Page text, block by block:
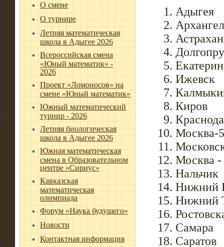
О смене
О турнире
Летняя математическая
школа в Адыгее 2026
Всероссийская смена
«Юный математик» -
2026
Проект «Ломоносов» на
смене «Юный математик»
Южный математический
турнир - 2026
Летняя биологическая
школа в Адыгее 2026
Южная математическая
смена в Образовательном
центре «Сириус»
Кавказская
математическая
олимпиада
Форум «Наука будущего»
Новости
Контактная информация
Адыгея
Ижевск
Киров
Москва-
Москва
Нальчик
Нижний
Нижний
Самара
Саратов